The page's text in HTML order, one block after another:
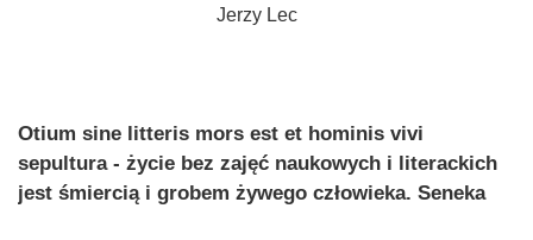
Jerzy Lec
Otium sine litteris mors est et hominis vivi
sepultura - życie bez zajęć naukowych i literackich
jest śmiercią i grobem żywego człowieka. Seneka